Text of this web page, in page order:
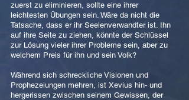
zuerst zu eliminieren, sollte eine ihrer
leichtesten Übungen sein. Wäre da nicht die
Tatsache, dass er ihr Seelenverwandter ist. Ihn
auf ihre Seite zu ziehen, könnte der Schlüssel
zur Lösung vieler ihrer Probleme sein, aber zu
welchem Preis für ihn und sein Volk?
Während sich schreckliche Visionen und
Prophezeiungen mehren, ist Xevius hin- und
hergerissen zwischen seinem Gewissen, der